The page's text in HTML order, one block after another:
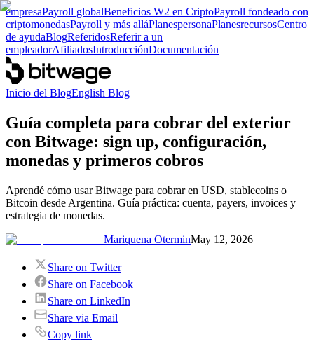
empresaPayroll globalBeneficios W2 en CriptoPayroll fondeado con
criptomonedasPayroll y más alláPlanespersonaPlanesrecursosCentro
de ayudaBlogReferidosReferir a un
empleadorAfiliadosIntroducciónDocumentación
Inicio del BlogEnglish Blog
Guía completa para cobrar del exterior
con Bitwage: sign up, configuración,
monedas y primeros cobros
Aprendé cómo usar Bitwage para cobrar en USD, stablecoins o
Bitcoin desde Argentina. Guía práctica: cuenta, payers, invoices y
estrategia de monedas.
Mariquena OterminMay 12, 2026
Share on Twitter
Share on Facebook
Share on LinkedIn
Share via Email
Copy link